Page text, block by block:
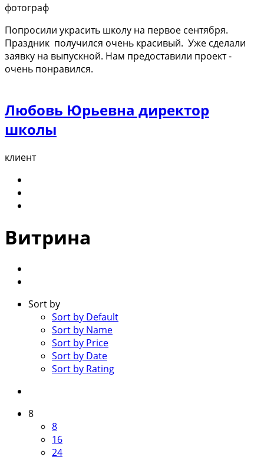
фотограф
Попросили украсить школу на первое сентября.
Праздник получился очень красивый. Уже сделали
заявку на выпускной. Нам предоставили проект -
очень понравился.
Любовь Юрьевна директор
школы
клиент
Витрина
Sort by
Sort by Default
Sort by Name
Sort by Price
Sort by Date
Sort by Rating
8
8
16
24